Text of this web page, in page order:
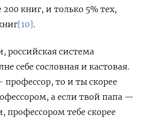
200 книг, и только 5% тех,
[10].
российская система
себе сословная и кастовая.
то и ты скорее
а если твой папа —
профессором тебе скорее